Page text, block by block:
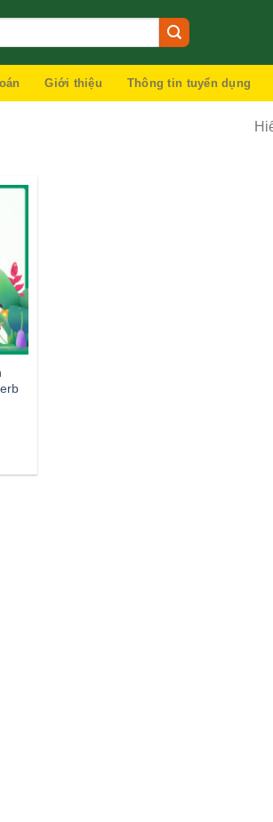
Giới thiệu Thông tin tuyển dụng